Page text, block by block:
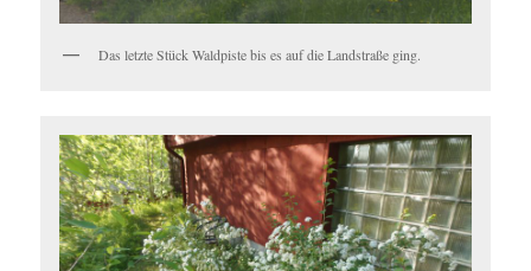
Das letzte Stück Waldpiste bis es auf die Landstraße ging.